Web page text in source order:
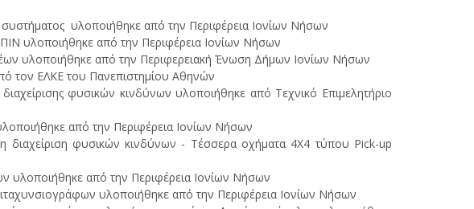
συστήματος υλοποιήθηκε από την Περιφέρεια Ιονίων Νήσων
υλοποιήθηκε από την Περιφέρεια Ιονίων Νήσων
υλοποιήθηκε από την Περιφερειακή Ένωση Δήμων Ιονίων Νήσων
τον ΕΛΚΕ του Πανεπιστημίου Αθηνών
φυσικών κινδύνων υλοποιήθηκε από Τεχνικό Επιμελητήριο
από την Περιφέρεια Ιονίων Νήσων
διαχείριση φυσικών κινδύνων - Τέσσερα οχήματα 4Χ4 τύπου Pick-up
από την Περιφέρεια Ιονίων Νήσων
υλοποιήθηκε από την Περιφέρεια Ιονίων Νήσων